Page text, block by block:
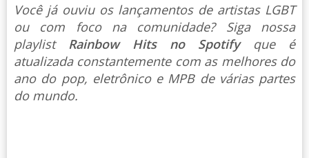
Você já ouviu os lançamentos de artistas LGBT
ou com foco na comunidade? Siga nossa
playlist Rainbow Hits no Spotify que é
atualizada constantemente com as melhores do
ano do pop, eletrônico e MPB de várias partes
do mundo.